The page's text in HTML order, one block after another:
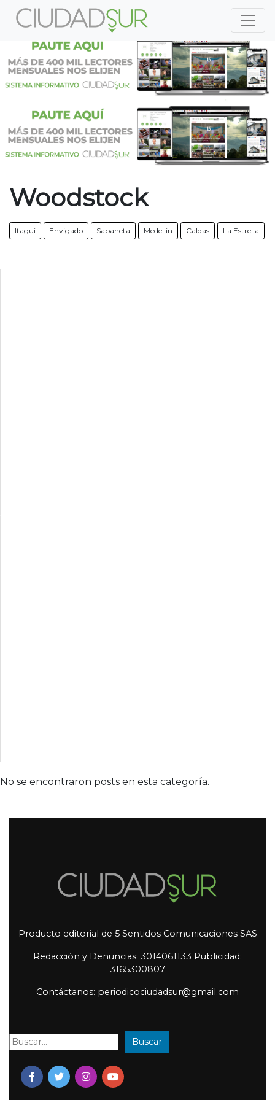
Previous
Previous
Woodstock
Itagui Envigado Sabaneta Medellin Caldas La Estrella
No se encontraron posts en esta categoría.
Producto editorial de 5 Sentidos Comunicaciones SAS
Redacción y Denuncias: 3014061133 Publicidad:
3165300807
Contáctanos: periodicociudadsur@gmail.com
Buscar: Buscar